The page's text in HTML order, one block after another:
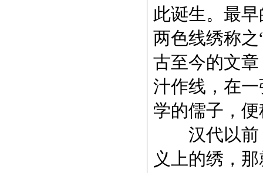
此诞生。最
两色线绣称之
古至今的文
汁作线，在
学的儒子，
汉代以前，
义上的绣，